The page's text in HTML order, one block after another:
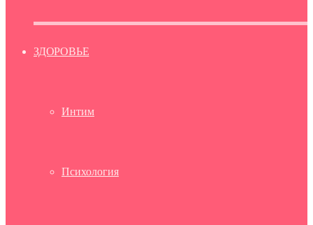
ЗДОРОВЬЕ
Интим
Психология